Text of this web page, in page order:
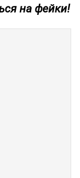
на фейки!